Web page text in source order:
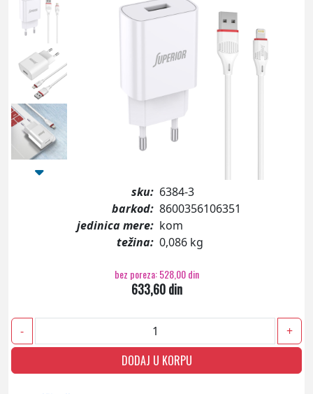
sku: 6384-3
barkod: 8600356106351
jedinica mere: kom
težina: 0,086 kg
bez poreza: 528,00 din
633,60 din
- +
DODAJ U KORPU